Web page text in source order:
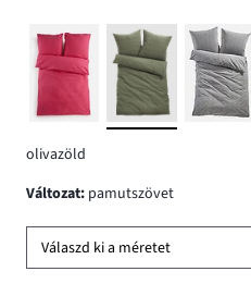
olivazöld
változat: pamutszövet
Válaszd ki a méretet